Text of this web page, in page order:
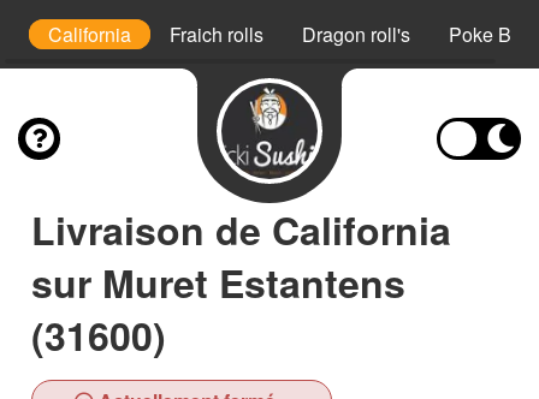
California Fraich rolls Dragon roll's Poke
Livraison de California
sur Muret Estantens
(31600)